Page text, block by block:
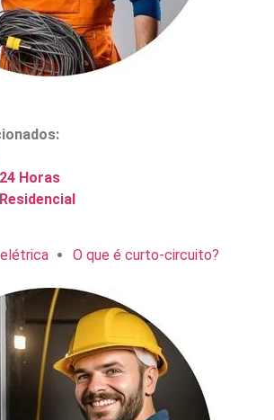
Horas
O que é curto-circuito?